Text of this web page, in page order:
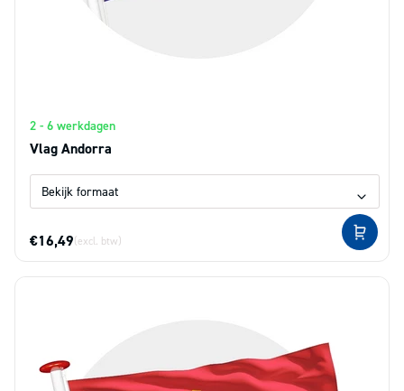
2 - 6 werkdagen
Vlag Andorra
€16,49(excl. btw)